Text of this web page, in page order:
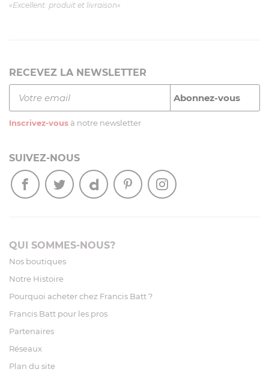
«Excellent: produit et livraison»
RECEVEZ LA NEWSLETTER
Inscrivez-vous à notre newsletter
SUIVEZ-NOUS
QUI SOMMES-NOUS?
Nos boutiques
Notre Histoire
Pourquoi acheter chez Francis Batt ?
Francis Batt pour les pros
Partenaires
Réseaux
Plan du site